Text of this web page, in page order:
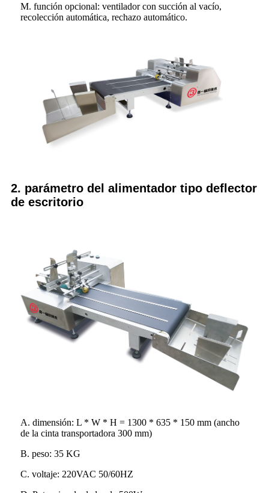
M. función opcional: ventilador con succión al vacío,
recolección automática, rechazo automático.
2. parámetro del alimentador tipo deflector
de escritorio
A. dimensión: L * W * H = 1300 * 635 * 150 mm (ancho
de la cinta transportadora 300 mm)
B. peso: 35 KG
C. voltaje: 220VAC 50/60HZ